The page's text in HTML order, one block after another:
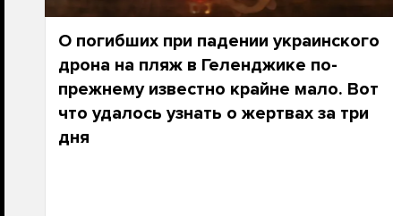
О погибших при падении украинского
дрона на пляж в Геленджике по-
прежнему известно крайне мало. Вот
что удалось узнать о жертвах за три
дня